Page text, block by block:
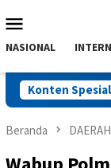
Mobile
NASIONAL
Konten Spesial
Barang
Beranda DAERAH